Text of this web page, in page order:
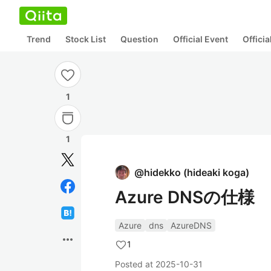
Trend Stock List Question Official Event
1
1
more_horiz
@hidekko (hideaki koga)
Azure DNSの仕様
Azure dns
AzureDNS
1
Posted at 2025-10-31